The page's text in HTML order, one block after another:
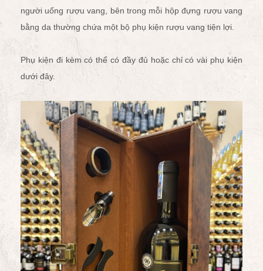
người uống rượu vang, bên trong mỗi hộp đựng rượu vang
bằng da thường chứa một bộ phụ kiện rượu vangtiện lợi.
Phụ kiện đi kèm có thể có đầy đủ hoặc chỉ có vài phụ kiện
dưới đây.